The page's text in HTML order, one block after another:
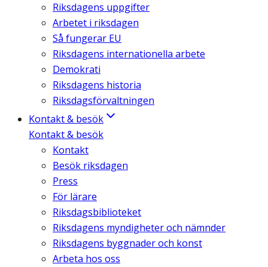
Riksdagens uppgifter
Arbetet i riksdagen
Så fungerar EU
Riksdagens internationella arbete
Demokrati
Riksdagens historia
Riksdagsförvaltningen
Kontakt & besök
Kontakt & besök
Kontakt
Besök riksdagen
Press
För lärare
Riksdagsbiblioteket
Riksdagens myndigheter och nämnder
Riksdagens byggnader och konst
Arbeta hos oss